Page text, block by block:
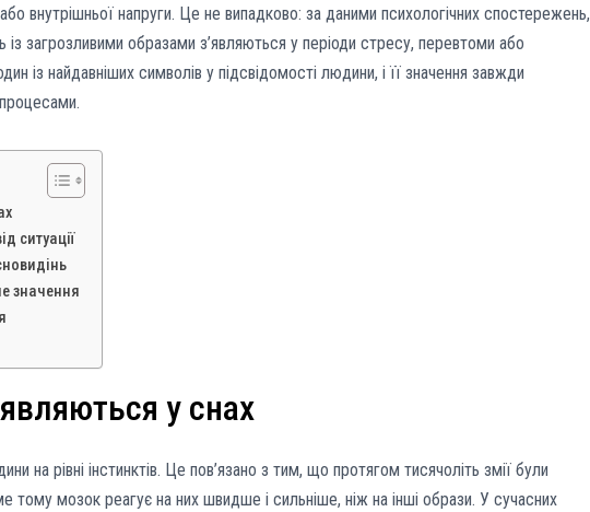
внутрішньої напруги. Це не випадково: за даними психологічних спостережень,
із загрозливими образами з’являються у періоди стресу, перевтоми або
із найдавніших символів у підсвідомості людини, і її значення завжди
ситуації
значення
у снах
на рівні інстинктів. Це пов’язано з тим, що протягом тисячоліть змії були
мозок реагує на них швидше і сильніше, ніж на інші образи. У сучасних